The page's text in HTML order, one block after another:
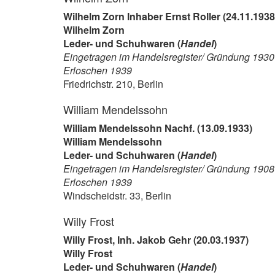
Wilhelm Zorn Inhaber Ernst Roller
Wilhelm Zorn
Leder- und Schuhwaren (Handel)
Eingetragen im Handelsregister/ Gründung 1930
Erloschen 1939
Friedrichstr. 210, Berlin
William Mendelssohn
William Mendelssohn Nachf. (13.09.1933)
William Mendelssohn
Leder- und Schuhwaren (Handel)
Eingetragen im Handelsregister/ Gründung 1908
Erloschen 1939
Windscheidstr. 33, Berlin
Willy Frost
Willy Frost, Inh. Jakob Gehr (20.03.1937)
Willy Frost
Leder- und Schuhwaren (Handel)